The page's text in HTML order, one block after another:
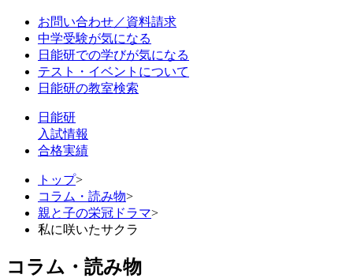
お問い合わせ／資料請求
中学受験が気になる
日能研での学びが気になる
テスト・イベントについて
日能研の教室検索
日能研
入試情報
合格実績
トップ>
コラム・読み物>
親と子の栄冠ドラマ>
私に咲いたサクラ
コラム・読み物